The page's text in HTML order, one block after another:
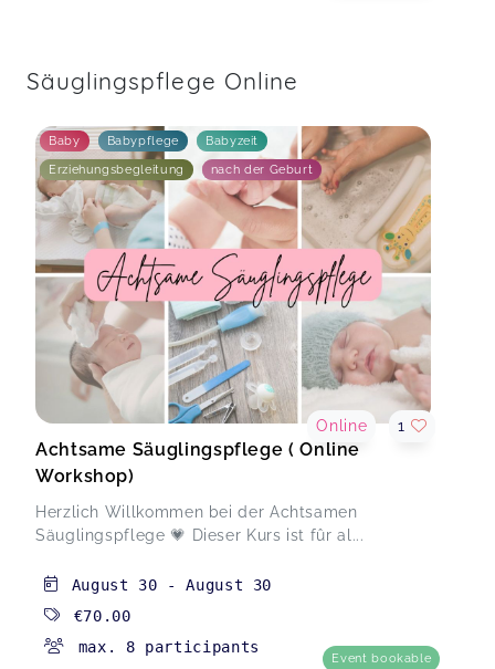
Säuglingspflege Online
Baby Babypflege Babyzeit
Erziehungsbegleitung nach der Geburt
Achtsame Säuglingspflege ( Online
Workshop)
Herzlich Willkommen bei der Achtsamen
Säuglingspflege 💗 Dieser Kurs ist fûr al...
Online 1
August 30 -August 30
€70.00
max. 8 participants
Event bookable